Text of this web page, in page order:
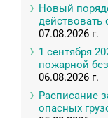
Новый
действовать
07.08.2026 г.
1 сентября
пожарной
06.08.2026 г.
Расписание
опасных